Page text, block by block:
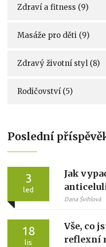
Zdraví a fitness (9)
Masáže pro děti (9)
Zdravý životní styl (8)
Rodičovství (5)
Poslední
3
led
Jak
za
Dana Švihlová
18
lis
Vše, co
reflexní